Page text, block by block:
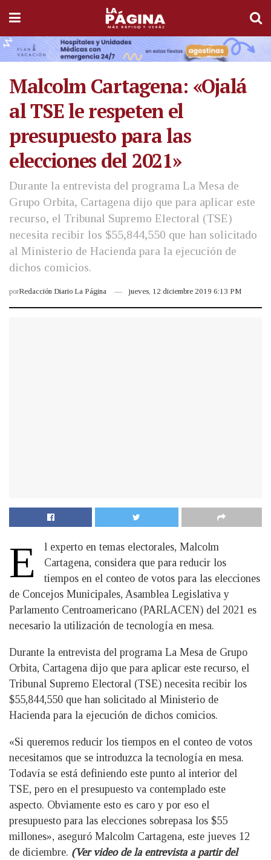
Malcolm Cartagena: «Ojalá
al TSE le respeten el
presupuesto para las
elecciones del 2021»
Durante la entrevista del programa La Mesa de
Grupo Orbita, Cartagena dijo que para aplicar este
recurso, el Tribunal Supremo Electoral (TSE)
necesita recibir los $55,844,550 que han solicitado
al Ministerio de Hacienda para la ejecución de
dichos comicios.
porRedacción Diario La Página jueves, 12 diciembre 2019 6:13 PM
E
l experto en temas electorales, Malcolm
Cartagena, considera que para reducir los
tiempos en el conteo de votos para las elecciones
de Concejos Municipales, Asamblea Legislativa y
Parlamento Centroamericano (PARLACEN) del 2021 es
necesario la utilización de tecnología en mesa.
Durante la entrevista del programa La Mesa de Grupo
Orbita, Cartagena dijo que para aplicar este recurso, el
Tribunal Supremo Electoral (TSE) necesita recibir los
$55,844,550 que han solicitado al Ministerio de
Hacienda para la ejecución de dichos comicios.
«Si queremos reducir los tiempos en el conteo de votos
necesitamos que se introduzca la tecnología en mesa.
Todavía se está definiendo este punto al interior del
TSE, pero en el presupuesto va contemplado este
aspecto. Obviamente esto es caro y por eso el
presupuesto para las elecciones sobrepasa los $55
millones», aseguró Malcolm Cartagena, este jueves 12
de diciembre. (Ver video de la entrevista a partir del